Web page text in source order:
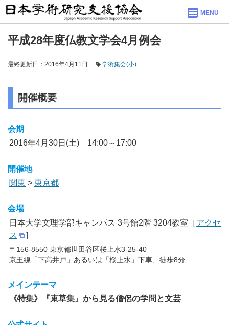
MENU
平成28年度仏教文学会4月例会
最終更新日：2016年4月11日 学術集会(小)
開催概要
会期
2016年4月30日(土) 14:00～17:00
開催地
関東 > 東京都
会場
日本大学文理学部キャンパス 3号館2階 3204教室［アクセ
ス
］
〒156-8550 東京都世田谷区桜上水3-25-40
京王線「下高井戸」あるいは「桜上水」下車、徒歩8分
メインテーマ
《特集》『束草集』から見る僧侶の学問と文芸